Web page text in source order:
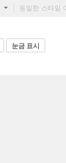
눈금 표시